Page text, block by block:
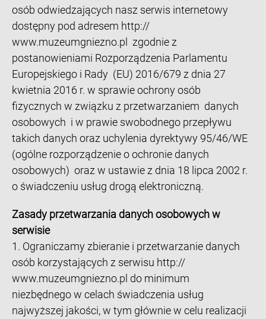
osób odwiedzających nasz serwis internetowy
dostępny pod adresem http://
www.muzeumgniezno.pl zgodnie z
postanowieniami Rozporządzenia Parlamentu
Europejskiego i Rady (EU) 2016/679 z dnia 27
kwietnia 2016 r. w sprawie ochrony osób
fizycznych w związku z przetwarzaniem danych
osobowych i w prawie swobodnego przepływu
takich danych oraz uchylenia dyrektywy 95/46/WE
(ogólne rozporządzenie o ochronie danych
osobowych) oraz w ustawie z dnia 18 lipca 2002 r.
o świadczeniu usług drogą elektroniczną.
Zasady przetwarzania danych osobowych w
serwisie
1. Ograniczamy zbieranie i przetwarzanie danych
osób korzystających z serwisu http://
www.muzeumgniezno.pl do minimum
niezbędnego w celach świadczenia usług
najwyższej jakości, w tym głównie w celu realizacji